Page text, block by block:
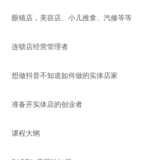
眼镜店，美容店、小儿推拿、汽修等等
连锁店经营管理者
想做抖音不知道如何做的实体店家
准备开实体店的创业者
课程大纲